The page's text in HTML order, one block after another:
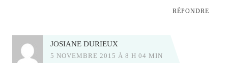
RÉPONDRE
JOSIANE DURIEUX
5 NOVEMBRE 2015 À 8 H 04 MIN